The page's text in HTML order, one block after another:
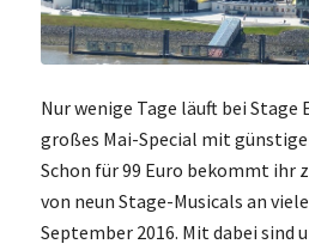
Nur wenige Tage läuft bei
großes Mai-Special mit
Schon für 99 Euro bekommt ihr
von neun Stage-Musicals an
September 2016. Mit dabei sind